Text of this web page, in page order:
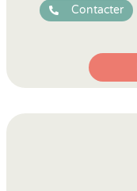
Contacter